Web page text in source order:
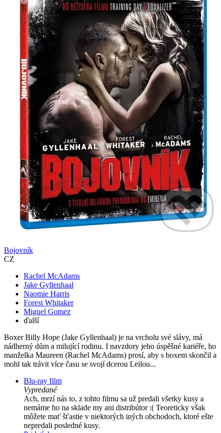
Bojovník
CZ
Rachel McAdams
Jake Gyllenhaal
Naomie Harris
Forest Whitaker
Miguel Gomez
ďalší
Boxer Billy Hope (Jake Gyllenhaal) je na vrcholu své slávy, má
nádherný dům a milující rodinu. I navzdory jeho úspěšné kariéře, ho
manželka Maureen (Rachel McAdams) prosí, aby s boxem skončil a
mohl tak trávit více času se svojí dcerou Leilou...
Blu-ray film
Vypredané
Ach, mrzí nás to, z tohto filmu sa už predali všetky kusy a
nemáme ho na sklade my ani distribútor :( Teoreticky však
môžete mať šťastie v niektorých iných obchodoch, ktoré ešte
nepredali posledné kusy.